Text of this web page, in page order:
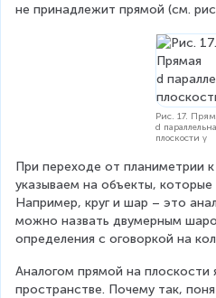
не принадлежит прямой (см.
Рис. 17.
d параллельна
плоскости γ
При переходе от планиметрии
указываем на объекты, которые
Например, круг и шар – это
можно назвать двумерным
определения с оговоркой на
Аналогом прямой на плоскости
пространстве. Почему так,